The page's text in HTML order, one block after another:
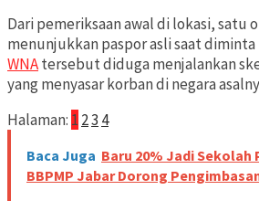
Dari pemeriksaan awal di lokasi, satu
menunjukkan paspor asli saat
WNAtersebut diduga menjalankan
yang menyasar korban di negara
Halaman: 1 23 4
Baca Juga Baru 20% Jadi
BBPMP Jabar Dorong